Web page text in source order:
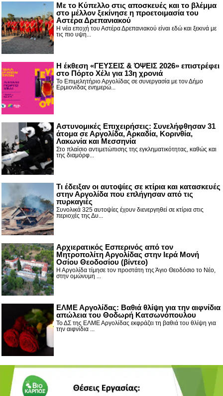
Με το Κύπελλο στις αποσκευές και το βλέμμα
στο μέλλον ξεκίνησε η προετοιμασία του
Αστέρα Δρεπανιακού
Η νέα εποχή του Αστέρα Δρεπανιακού είναι εδώ και ξεκινά με
τις πιο υψη...
Η έκθεση «ΓΕΥΣΕΙΣ & ΌΨΕΙΣ 2026» επιστρέφει
στο Πόρτο Χέλι για 13η χρονιά
Το Επιμελητήριο Αργολίδας σε συνεργασία με τον Δήμο
Ερμιονίδας ενημερώ...
Αστυνομικές Επιχειρήσεις: Συνελήφθησαν 31
άτομα σε Αργολίδα, Αρκαδία, Κορινθία,
Λακωνία και Μεσσηνία
Στο πλαίσιο αντιμετώπισης της εγκληματικότητας, καθώς και
της διαμόρφ...
Τι έδειξαν οι αυτοψίες σε κτίρια και κατασκευές
στην Αργολίδα που επλήγησαν από τις
πυρκαγιές
Συνολικά 325 αυτοψίες έχουν διενεργηθεί σε κτίρια στις
περιοχές της Δυ...
Αρχιερατικός Εσπερινός από τον
Μητροπολίτη Αργολίδας στην Ιερά Μονή
Οσίου Θεοδοσίου (βίντεο)
Η Αργολίδα τίμησε τον προστάτη της Άγιο Θεοδόσιο το Νέο,
στην ομώνυμη ...
ΕΛΜΕ Αργολίδας: Βαθιά θλίψη για την αιφνίδια
απώλεια του Θοδωρή Κατσωνόπουλου
Το ΔΣ της ΕΛΜΕ Αργολίδας εκφράζει τη βαθιά του θλίψη για
την αιφνίδια ...